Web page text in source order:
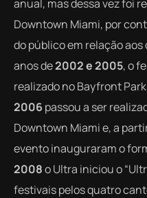
anual, mas dessa vez foi
Downtown Miami, por
do público em relação
anos de2002 e 2005, o
realizado no Bayfront
2006 passou a ser
Downtown Miami e, a
evento inauguraram o
2008o Ultra iniciou o
festivais pelos quatro